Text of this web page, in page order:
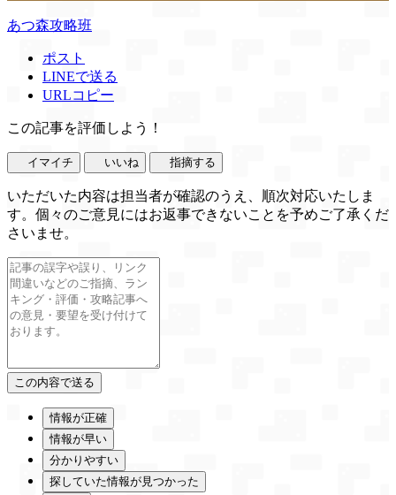
あつ森攻略班
ポスト
LINEで送る
URLコピー
この記事を評価しよう！
イマイチ いいね 指摘する
いただいた内容は担当者が確認のうえ、順次対応いたしま
す。個々のご意見にはお返事できないことを予めご了承くだ
さいませ。
情報が正確
情報が早い
分かりやすい
探していた情報が見つかった